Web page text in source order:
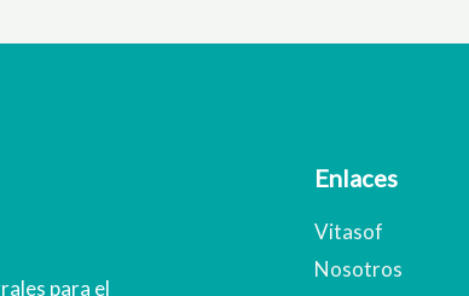
para el
Enlaces
Vitasof
Nosotros